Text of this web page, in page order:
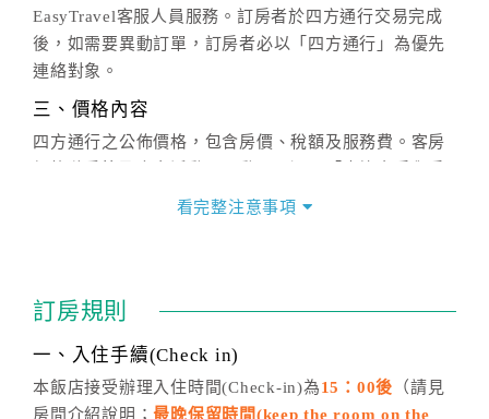
EasyTravel客服人員服務。訂房者於四方通行交易完成
後，如需要異動訂單，訂房者必以「四方通行」為優先
連絡對象。
三、價格內容
四方通行之公佈價格，包含房價、稅額及服務費。客房
價」之當日價格為標準。
話方式異動訂單。
※非客服時間之申辦異動，皆為次日計算及辦理。
五、客服時間
看完整注意事項
訂房規則
一、入住手續(Check in)
本飯店接受辦理入住時間(Check-in)為15：00後 （請見
房間介紹說明；最晚保留時間(keep the room on the